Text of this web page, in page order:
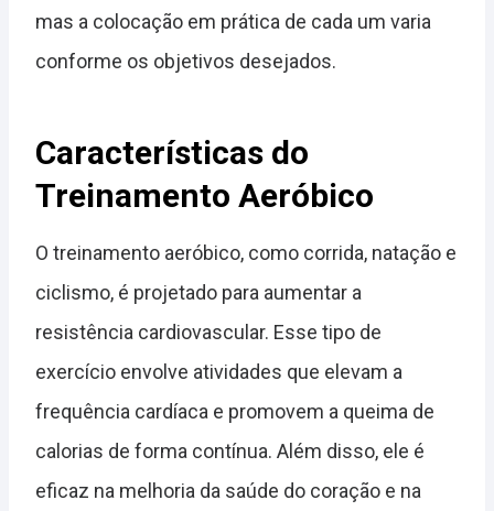
mas a colocação em prática de cada um varia
conforme os objetivos desejados.
Características do
Treinamento Aeróbico
O treinamento aeróbico, como corrida, natação e
ciclismo, é projetado para aumentar a
resistência cardiovascular. Esse tipo de
exercício envolve atividades que elevam a
frequência cardíaca e promovem a queima de
calorias de forma contínua. Além disso, ele é
eficaz na melhoria da saúde do coração e na